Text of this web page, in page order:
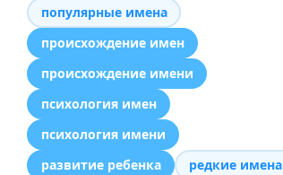
популярные имена
происхождение имен
происхождение имени
психология имен
психология имени
развитие ребенка
редкие имена